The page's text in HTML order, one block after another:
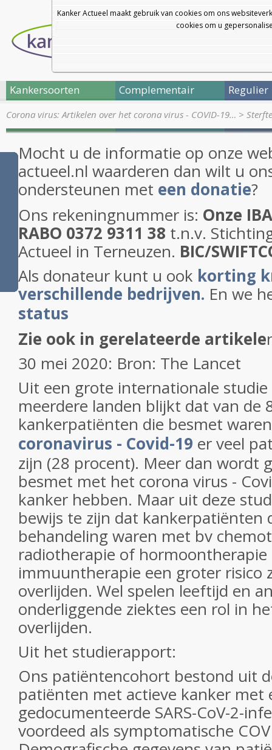
Kanker Actueel maakt gebruik van cookies om ons
cookies om u
Kankersoorten Complementair Regulier
Corona virus: Artikelen over het corona virus - COVID-19… >
Mocht u de informatie op onze
actueel.nl waarderen dan wilt u
ondersteunen met een donatie?
Ons rekeningnummer is: Onze
RABO 0372 9311 38 t.n.v.
Actueel in Terneuzen. BIC/
Als donateur kunt u ook korting
verschillende bedrijven. En we
status
Zie ook in gerelateerde artikele
30 mei 2020: Bron: The Lancet
Uit een grote internationale studie
meerdere landen blijkt dat van de
kankerpatiënten die besmet
coronavirus - Covid-19 er veel
zijn (28 procent). Meer dan wordt
besmet met het corona virus -
kanker hebben. Maar uit deze
bewijs te zijn dat kankerpatiënten
behandeling waren met bv
radiotherapie of
immuuntherapie een groter risico
overlijden. Wel spelen leeftijd en
onderliggende ziektes een rol in
overlijden.
Uit het studierapport:
Ons patiëntencohort bestond uit
patiënten met actieve kanker met
gedocumenteerde SARS-CoV-2-
voordeed als symptomatische